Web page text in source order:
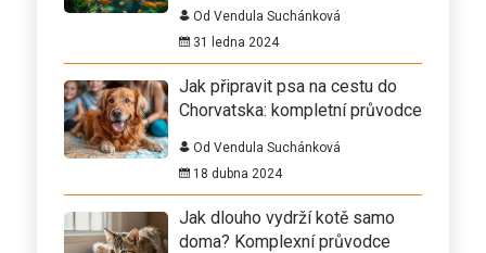
Od Vendula Suchánková
31 ledna 2024
Jak připravit psa na cestu do
Chorvatska: kompletní průvodce
Od Vendula Suchánková
18 dubna 2024
Jak dlouho vydrží kotě samo
doma? Komplexní průvodce